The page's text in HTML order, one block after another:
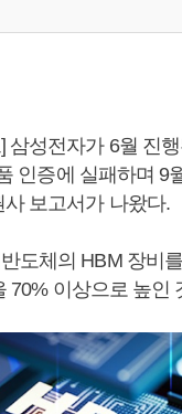
삼성전자가 6월 진
인증에 실패하며 9
보고서가 나왔다.
도체의 HBM 장비
70% 이상으로 높인